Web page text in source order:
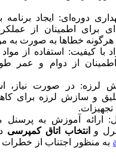
دوره‌ای: ایجاد برنامه
برای اطمینان از
خطاها به صورت به
با کیفیت: استفاده از
از دوام و عمر
لرزه: در صورت نیاز،
و سازش لرزه برای
تجهیزات.
ارائه آموزش به پرسنل
و
انتخاب اتاق کمپرسی
به منظور اجتناب از